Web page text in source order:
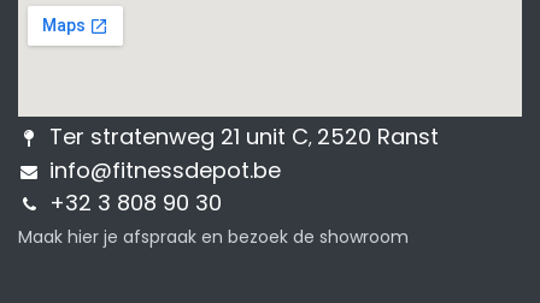
Ter stratenweg 21 unit C, 2520 Ranst
info@fitnessdepot.be
+32 3 808 90 30
Maak hier je afspraak en bezoek de showroom